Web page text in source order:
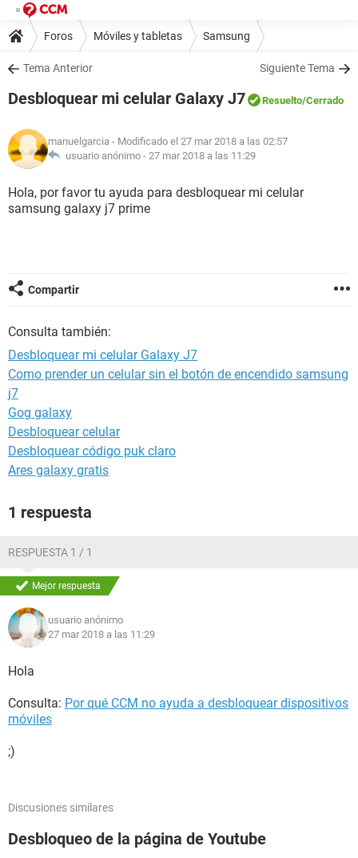
Foros Móviles y tabletas Samsung
Tema Anterior Siguiente Tema
Desbloquear mi celular Galaxy J7 Resuelto/Cerrado
manuelgarcia - Modificado el 27 mar 2018 a las 02:57
usuario anónimo - 27 mar 2018 a las 11:29
Hola, por favor tu ayuda para desbloquear mi celular
samsung galaxy j7 prime
Compartir
Consulta también:
Desbloquear mi celular Galaxy J7
Como prender un celular sin el botón de encendido samsung
j7
Gog galaxy
Desbloquear celular
Desbloquear código puk claro
Ares galaxy gratis
1 respuesta
RESPUESTA 1 / 1
Mejor respuesta
usuario anónimo
27 mar 2018 a las 11:29
Hola
Consulta: Por qué CCM no ayuda a desbloquear dispositivos
móviles
;)
Discusiones similares
Desbloqueo de la página de Youtube